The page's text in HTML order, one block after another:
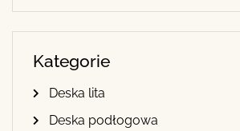
Kategorie
Deska lita
Deska podłogowa